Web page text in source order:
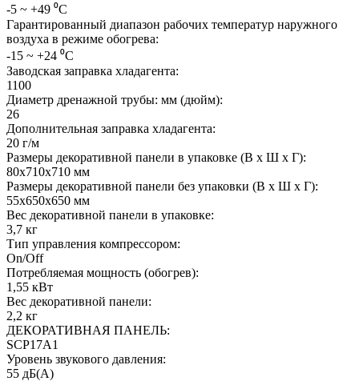
-5 ~ +49 ⁰С
Гарантированный диапазон рабочих температур наружного
воздуха в режиме обогрева:
-15 ~ +24 ⁰С
Заводская заправка хладагента:
1100
Диаметр дренажной трубы: мм (дюйм):
26
Дополнительная заправка хладагента:
20 г/м
Размеры декоративной панели в упаковке (В х Ш х Г):
80х710х710 мм
Размеры декоративной панели без упаковки (В х Ш х Г):
55х650х650 мм
Вес декоративной панели в упаковке:
3,7 кг
Тип управления компрессором:
On/Off
Потребляемая мощность (обогрев):
1,55 кВт
Вес декоративной панели:
2,2 кг
ДЕКОРАТИВНАЯ ПАНЕЛЬ:
SCP17A1
Уровень звукового давления:
55 дБ(А)